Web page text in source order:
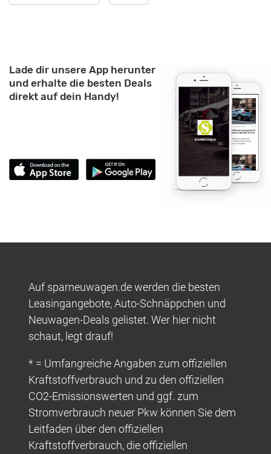
Lade dir unsere App herunter
und erhalte die besten Deals
direkt auf dein Handy!
Auf sparneuwagen.de werden die besten
Leasingangebote, Auto-Schnäppchen und
Neuwagen-Deals gelistet. Wer hier nicht
schaut, legt drauf!
* = Umfangreiche Angaben zum offiziellen
Kraftstoffverbrauch und zu den offiziellen
CO2-Emissionswerten und ggf. zum
Stromverbrauch neuer Pkw können Sie dem
Leitfaden über den offiziellen
Kraftstoffverbrauch, die offiziellen